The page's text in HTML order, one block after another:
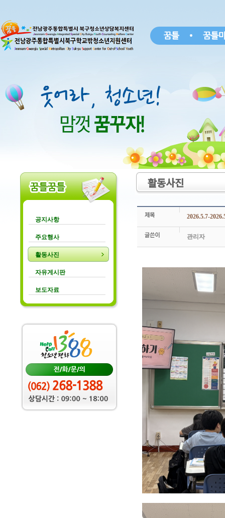
공지사항
주요행사
활동사진
자유게시판
보도자료
활동사진
2026.5.7-
관리자